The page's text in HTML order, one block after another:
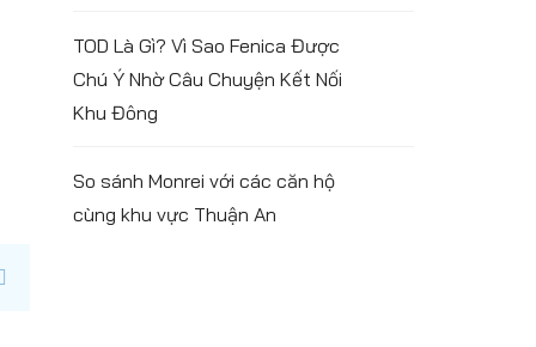
TOD Là Gì? Vì Sao Fenica Được
Chú Ý Nhờ Câu Chuyện Kết Nối
Khu Đông
So sánh Monrei với các căn hộ
cùng khu vực Thuận An